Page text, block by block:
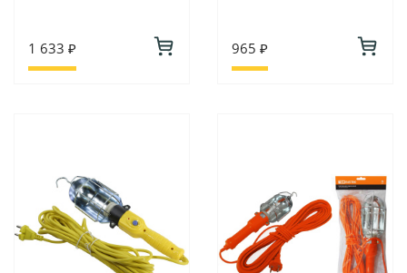
1 633 ₽ 965 ₽